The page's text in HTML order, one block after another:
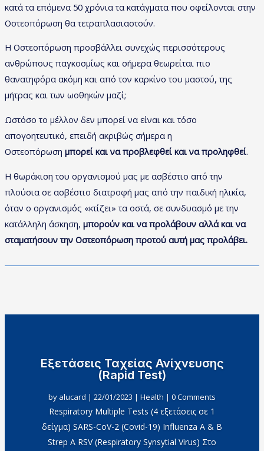
κατά τα επόμενα 50 χρόνια τα κατάγματα που οφείλονται στην
Οστεοπόρωση θα τετραπλασιαστούν.
Η Οστεοπόρωση προσβάλλει συνεχώς περισσότερους
ανθρώπους παγκοσμίως και σήμερα θεωρείται πιο
θανατηφόρα ακόμη και από τον καρκίνο του μαστού, της
μήτρας και των ωοθηκών μαζί;
Ωστόσο το μέλλον δεν μπορεί να είναι και τόσο
απογοητευτικό, επειδή ακριβώς σήμερα η
Οστεοπόρωση μπορεί και να προβλεφθεί και να προληφθεί.
Η θωράκιση του οργανισμού μας με ασβέστιο από την
πλούσια σε ασβέστιο διατροφή μας από την παιδική ηλικία,
όταν ο οργανισμός «κτίζει» τα οστά, σε συνδυασμό με την
κατάλληλη άσκηση, μπορούν και να προλάβουν αλλά και να
σταματήσουν την Οστεοπόρωση προτού αυτή μας προλάβει.
Εξετάσεις Ταχείας Ανίχνευσης
(Rapid Test)
by alucard | 22/01/2023 | Health | 0 Comments
Respiratory Multiple Tests (4 εξετάσεις σε 1
δείγμα) SARS-CoV-2 (Covid-19) Influenza A & B
Strep A RSV (Respiratory Synsytial Virus) Στο